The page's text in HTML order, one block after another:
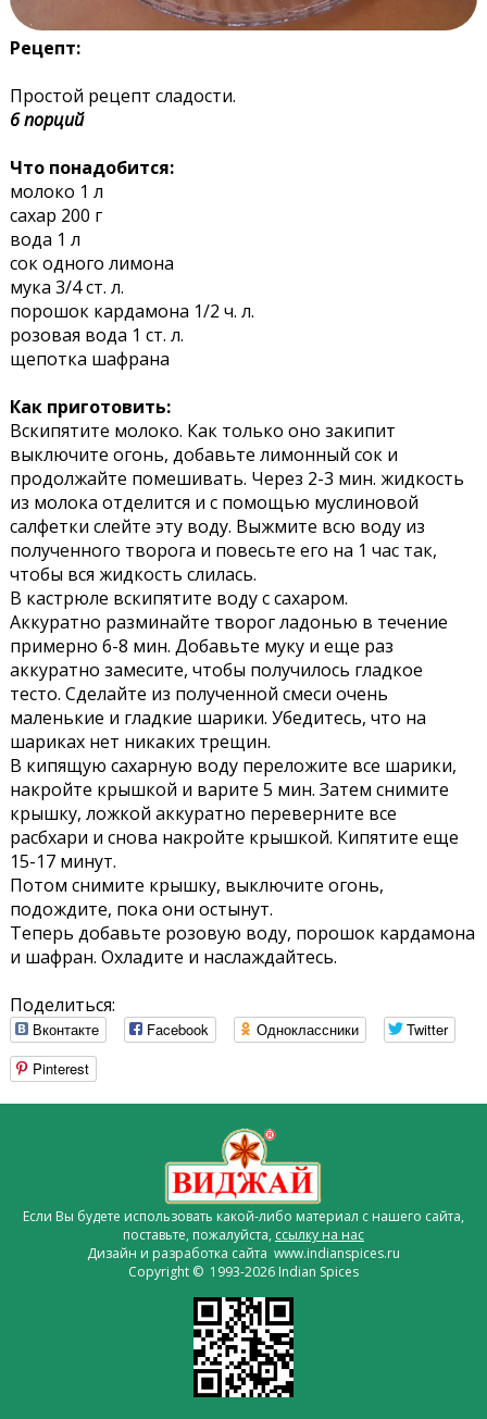
Рецепт:
Простой рецепт сладости.
6 порций
Что понадобится:
молоко 1 л
сахар 200 г
вода 1 л
сок одного лимона
мука 3/4 ст. л.
порошок кардамона 1/2 ч. л.
розовая вода 1 ст. л.
щепотка шафрана
Как приготовить:
Вскипятите молоко. Как только оно закипит
выключите огонь, добавьте лимонный сок и
продолжайте помешивать. Через 2-3 мин. жидкость
из молока отделится и с помощью муслиновой
салфетки слейте эту воду. Выжмите всю воду из
полученного творога и повесьте его на 1 час так,
чтобы вся жидкость слилась.
В кастрюле вскипятите воду с сахаром.
Аккуратно разминайте творог ладонью в течение
примерно 6-8 мин. Добавьте муку и еще раз
аккуратно замесите, чтобы получилось гладкое
тесто. Сделайте из полученной смеси очень
маленькие и гладкие шарики. Убедитесь, что на
шариках нет никаких трещин.
В кипящую сахарную воду переложите все шарики,
накройте крышкой и варите 5 мин. Затем снимите
крышку, ложкой аккуратно переверните все
расбхари и снова накройте крышкой. Кипятите еще
15-17 минут.
Потом снимите крышку, выключите огонь,
подождите, пока они остынут.
Теперь добавьте розовую воду, порошок кардамона
и шафран. Охладите и наслаждайтесь.
Поделиться:
Вконтакте Facebook Одноклассники
Twitter
Pinterest
Если Вы будете использовать какой-либо материал с нашего сайта,
поставьте, пожалуйста, ссылку на нас
Дизайн и разработка сайта www.indianspices.ru
Copyright © 1993-2026 Indian Spices